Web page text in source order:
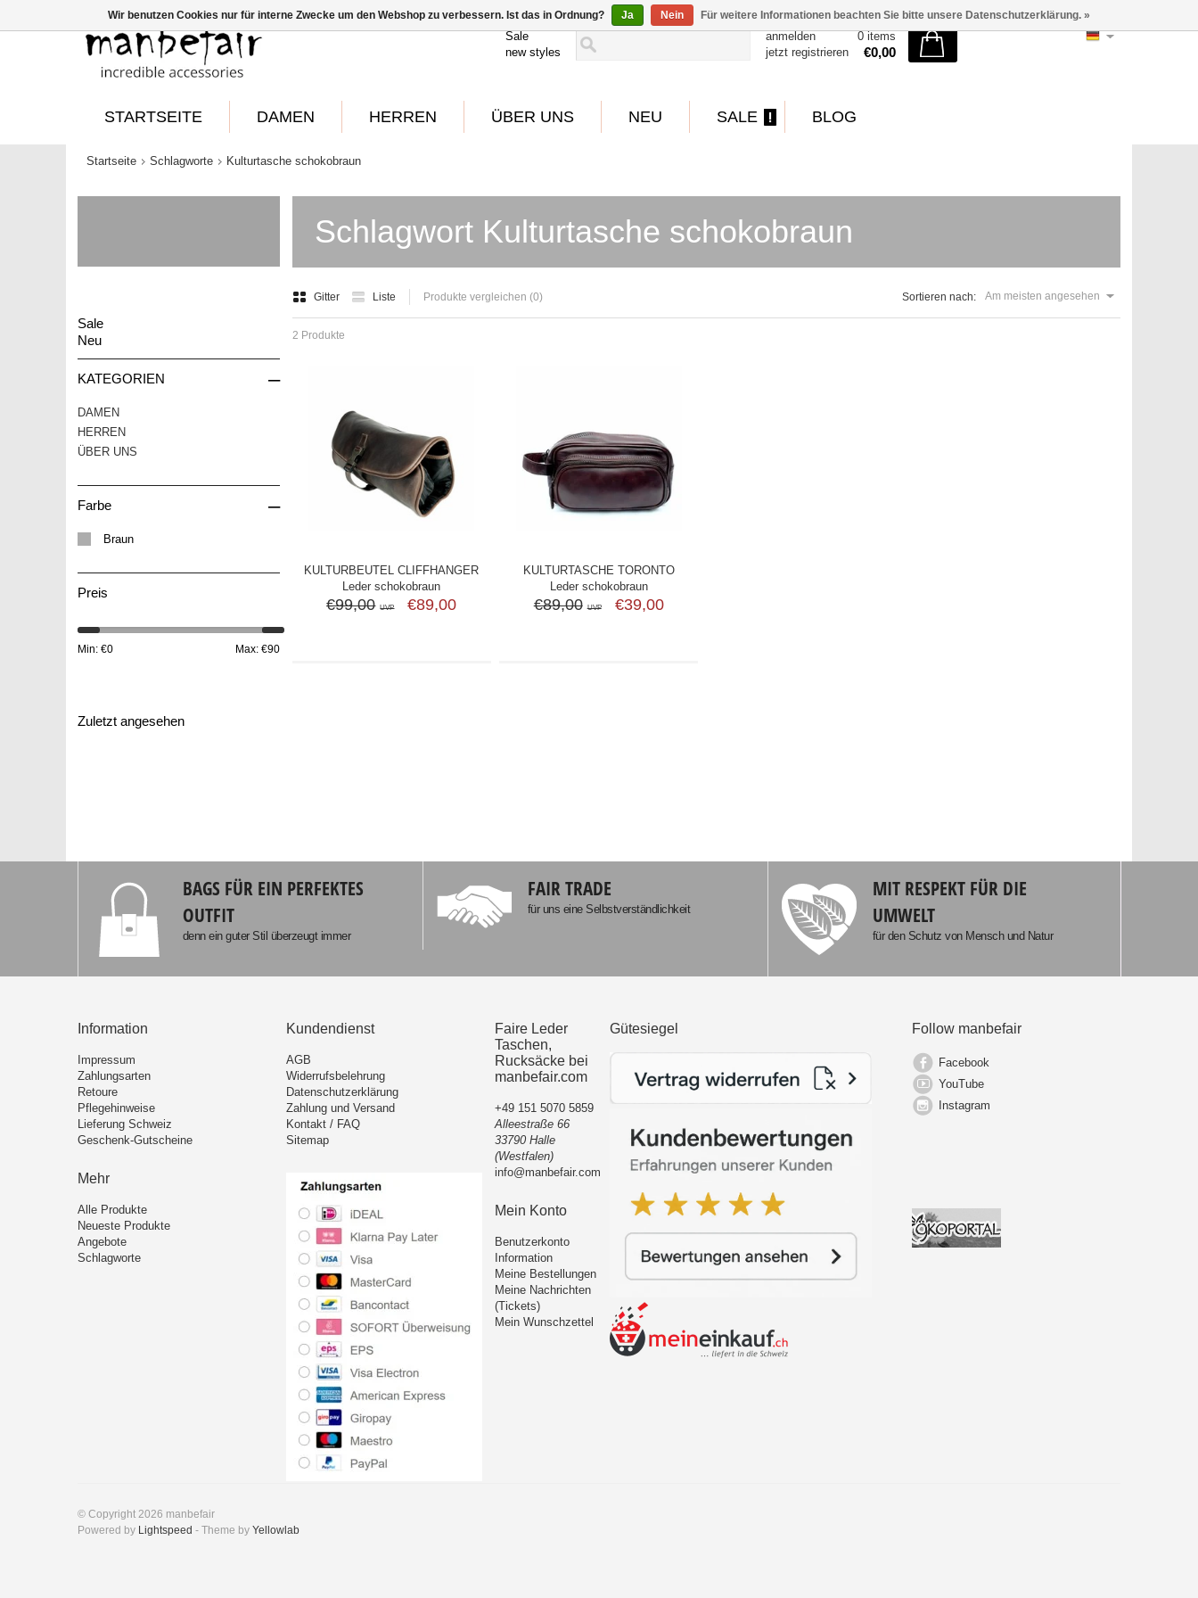
Sale
new styles
anmelden
jetzt registrieren
0 items
€0,00
STARTSEITE DAMEN HERREN ÜBER UNS NEU SALE BLOG
Startseite Schlagworte Kulturtasche schokobraun
Schlagwort Kulturtasche schokobraun
Gitter Liste Produkte vergleichen (0) Sortieren nach: Am meisten angesehen
2 Produkte
KULTURBEUTEL CLIFFHANGER
Leder schokobraun
€99,00 UVP €89,00
KULTURTASCHE TORONTO
Leder schokobraun
€89,00 UVP €39,00
Sale
Neu
KATEGORIEN –
DAMEN
HERREN
ÜBER UNS
Farbe –
Braun
Preis
Min: €0 Max: €90
Zuletzt angesehen
BAGS FÜR EIN PERFEKTES
OUTFIT
denn ein guter Stil überzeugt immer
FAIR TRADE
für uns eine Selbstverständlichkeit
MIT RESPEKT FÜR DIE
UMWELT
für den Schutz von Mensch und Natur
Information
Impressum
Zahlungsarten
Retoure
Pflegehinweise
Lieferung Schweiz
Geschenk-Gutscheine
Mehr
Alle Produkte
Neueste Produkte
Angebote
Schlagworte
Kundendienst
AGB
Widerrufsbelehrung
Datenschutzerklärung
Zahlung und Versand
Kontakt / FAQ
Sitemap
Faire Leder
Taschen,
Rucksäcke bei
manbefair.com
+49 151 5070 5859
Alleestraße 66
33790 Halle
(Westfalen)
info@manbefair.com
Mein Konto
Benutzerkonto
Information
Meine Bestellungen
Meine Nachrichten
(Tickets)
Mein Wunschzettel
Gütesiegel Follow manbefair
Facebook
YouTube
Instagram
© Copyright 2026 manbefair
Powered by Lightspeed - Theme by Yellowlab
Wir benutzen Cookies nur für interne Zwecke um den Webshop zu verbessern. Ist das in Ordnung? Ja Nein Für weitere Informationen beachten Sie bitte unsere Datenschutzerklärung. »